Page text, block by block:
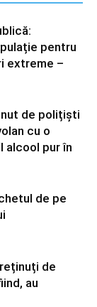
pentru
extreme –
de polițiști
cu o
alcool pur în
de pe
de
au